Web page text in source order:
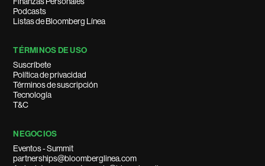
Podcasts
Listas de Bloomberg Línea
TÉRMINOS DE USO
Suscríbete
Política de privacidad
Términos de suscripción
Tecnología
T&C
NEGOCIOS
Eventos - Summit
partnerships@bloomberglinea.com